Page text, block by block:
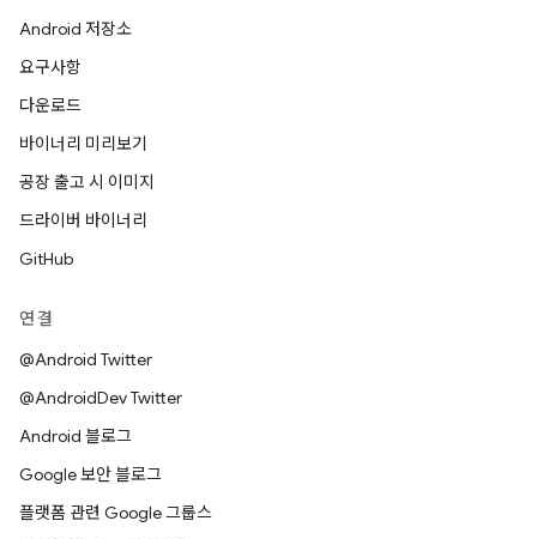
Android 저장소
요구사항
다운로드
바이너리 미리보기
공장 출고 시 이미지
드라이버 바이너리
GitHub
연결
@Android Twitter
@AndroidDev Twitter
Android 블로그
Google 보안 블로그
플랫폼 관련 Google 그룹스